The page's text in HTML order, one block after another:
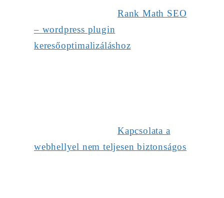
Rank Math SEO
– wordpress plugin
keresőoptimalizáláshoz
Kapcsolata a
webhellyel nem teljesen biztonságos